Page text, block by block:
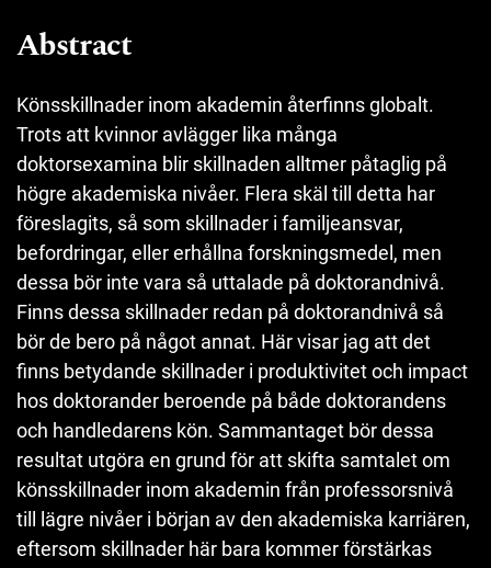
Abstract
Könsskillnader inom akademin återfinns globalt.
Trots att kvinnor avlägger lika många
doktorsexamina blir skillnaden alltmer påtaglig på
högre akademiska nivåer. Flera skäl till detta har
föreslagits, så som skillnader i familjeansvar,
befordringar, eller erhållna forskningsmedel, men
dessa bör inte vara så uttalade på doktorandnivå.
Finns dessa skillnader redan på doktorandnivå så
bör de bero på något annat. Här visar jag att det
finns betydande skillnader i produktivitet och impact
hos doktorander beroende på både doktorandens
och handledarens kön. Sammantaget bör dessa
resultat utgöra en grund för att skifta samtalet om
könsskillnader inom akademin från professorsnivå
till lägre nivåer i början av den akademiska karriären,
eftersom skillnader här bara kommer förstärkas